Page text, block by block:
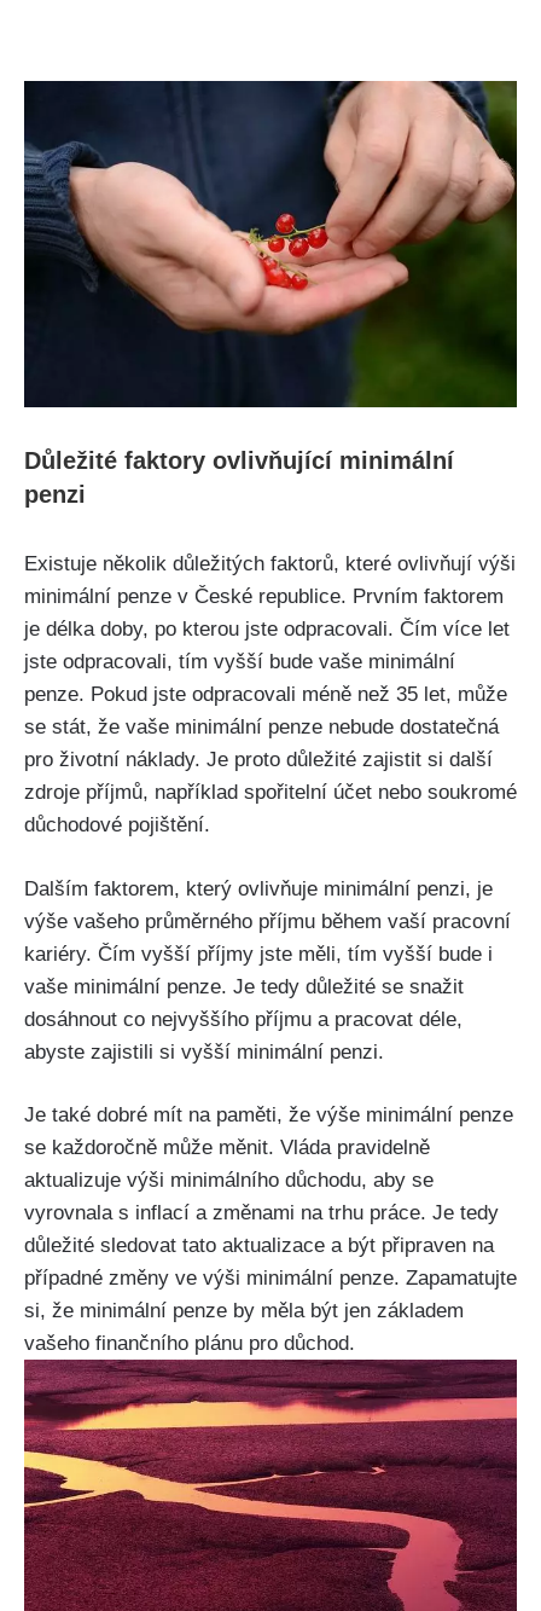
Důležité faktory ovlivňující minimální
penzi
Existuje několik důležitých faktorů, které ovlivňují výši
minimální penze v České republice. Prvním faktorem
je délka doby, po kterou jste odpracovali. Čím více let
jste odpracovali, tím vyšší bude vaše minimální
penze. Pokud jste odpracovali méně než 35 let, může
se stát, že vaše minimální penze nebude dostatečná
pro životní náklady. Je proto důležité zajistit si další
zdroje příjmů, například spořitelní účet nebo soukromé
důchodové pojištění.
Dalším faktorem, který ovlivňuje minimální penzi, je
výše vašeho průměrného příjmu během vaší pracovní
kariéry. Čím vyšší příjmy jste měli, tím vyšší bude i
vaše minimální penze. Je tedy důležité se snažit
dosáhnout co nejvyššího příjmu a pracovat déle,
abyste zajistili si vyšší minimální penzi.
Je také dobré mít na paměti, že výše minimální penze
se každoročně může měnit. Vláda pravidelně
aktualizuje výši minimálního důchodu, aby se
vyrovnala s inflací a změnami na trhu práce. Je tedy
důležité sledovat tato aktualizace a být připraven na
případné změny ve výši minimální penze. Zapamatujte
si, že minimální penze by měla být jen základem
vašeho finančního plánu pro důchod.